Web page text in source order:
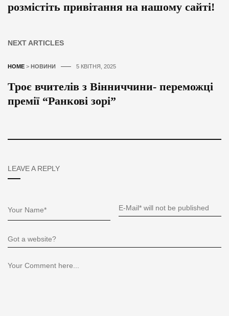
розмістіть привітання на нашому сайті!
NEXT ARTICLES
HOME > НОВИНИ 5 КВІТНЯ, 2025
Троє вчителів з Вінниччини- переможці
премії “Ранкові зорі”
LEAVE A REPLY